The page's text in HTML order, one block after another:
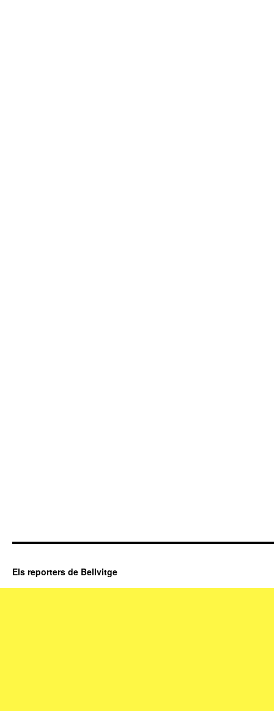
Els reporters de Bellvitge